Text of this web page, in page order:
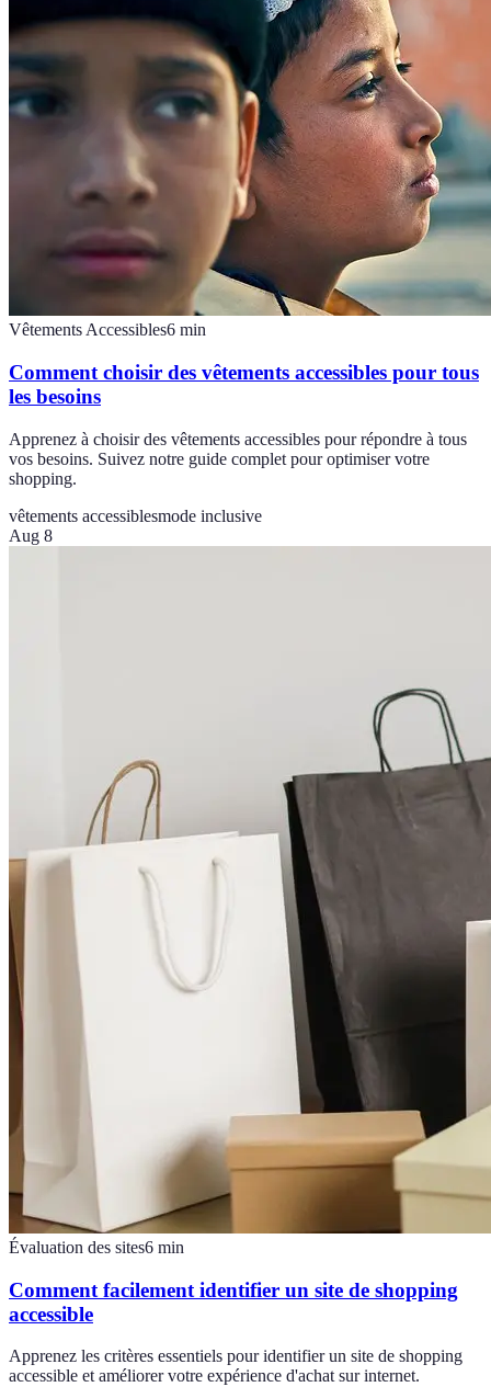
Vêtements Accessibles6 min
Comment choisir des vêtements accessibles pour tous
les besoins
Apprenez à choisir des vêtements accessibles pour répondre à tous
vos besoins. Suivez notre guide complet pour optimiser votre
shopping.
vêtements accessiblesmode inclusive
Aug 8
Évaluation des sites6 min
Comment facilement identifier un site de shopping
accessible
Apprenez les critères essentiels pour identifier un site de shopping
accessible et améliorer votre expérience d'achat sur internet.